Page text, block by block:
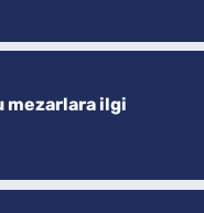
mezarlara ilgi